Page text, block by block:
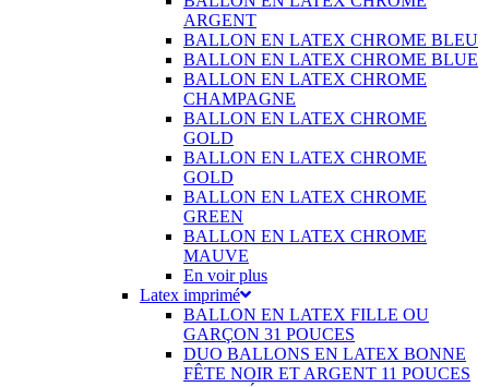
ARGENT
BALLON EN LATEX CHROME BLEU
BALLON EN LATEX CHROME BLUE
BALLON EN LATEX CHROME
CHAMPAGNE
BALLON EN LATEX CHROME
GOLD
BALLON EN LATEX CHROME
GOLD
BALLON EN LATEX CHROME
GREEN
BALLON EN LATEX CHROME
MAUVE
En voir plus
Latex imprimé
BALLON EN LATEX FILLE OU
GARÇON 31 POUCES
DUO BALLONS EN LATEX BONNE
FÊTE NOIR ET ARGENT 11 POUCES